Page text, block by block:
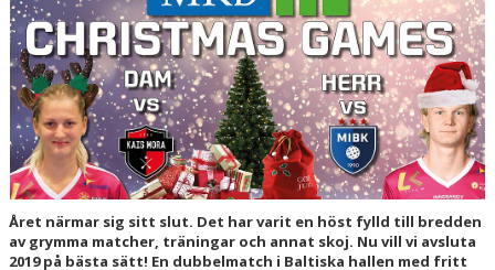
HALL OF FAME
Året närmar sig sitt slut. Det har varit en höst fylld till bredden
av grymma matcher, träningar och annat skoj. Nu vill vi avsluta
2019 på bästa sätt! En dubbelmatch i Baltiska hallen med fritt